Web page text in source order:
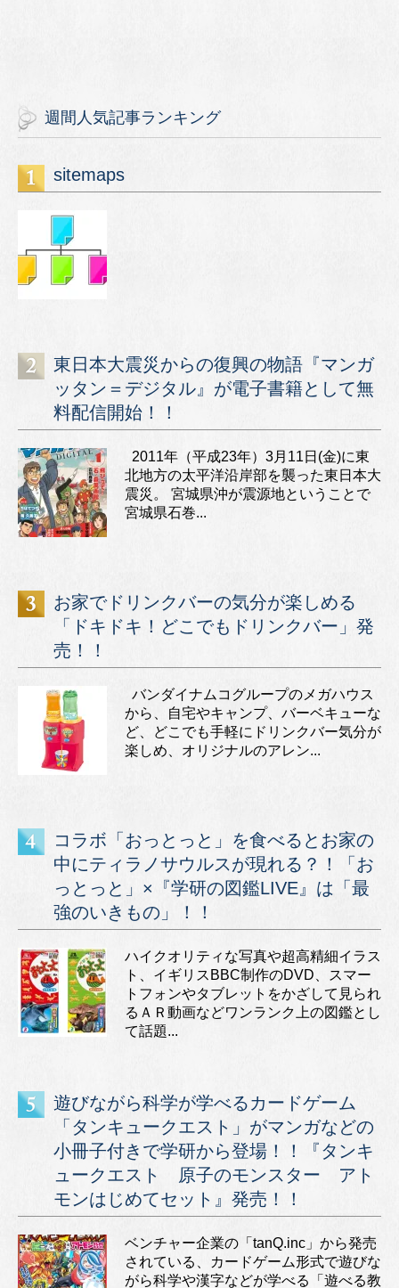
週間人気記事ランキング
sitemaps
東日本大震災からの復興の物語『マンガ
ッタン＝デジタル』が電子書籍として無
料配信開始！！
2011年（平成23年）3月11日(金)に東
北地方の太平洋沿岸部を襲った東日本大
震災。 宮城県沖が震源地ということで
宮城県石巻...
お家でドリンクバーの気分が楽しめる
「ドキドキ！どこでもドリンクバー」発
売！！
バンダイナムコグループのメガハウス
から、自宅やキャンプ、バーベキューな
ど、どこでも手軽にドリンクバー気分が
楽しめ、オリジナルのアレン...
コラボ「おっとっと」を食べるとお家の
中にティラノサウルスが現れる？！「お
っとっと」×『学研の図鑑LIVE』は「最
強のいきもの」！！
ハイクオリティな写真や超高精細イラス
ト、イギリスBBC制作のDVD、スマー
トフォンやタブレットをかざして見られ
るＡＲ動画などワンランク上の図鑑とし
て話題...
遊びながら科学が学べるカードゲーム
「タンキュークエスト」がマンガなどの
小冊子付きで学研から登場！！『タンキ
ュークエスト 原子のモンスター アト
モンはじめてセット』発売！！
ベンチャー企業の「tanQ.inc」から発売
されている、カードゲーム形式で遊びな
がら科学や漢字などが学べる「遊べる教